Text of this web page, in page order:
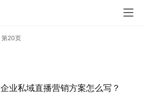
第20页
企业私域直播营销方案怎么写？